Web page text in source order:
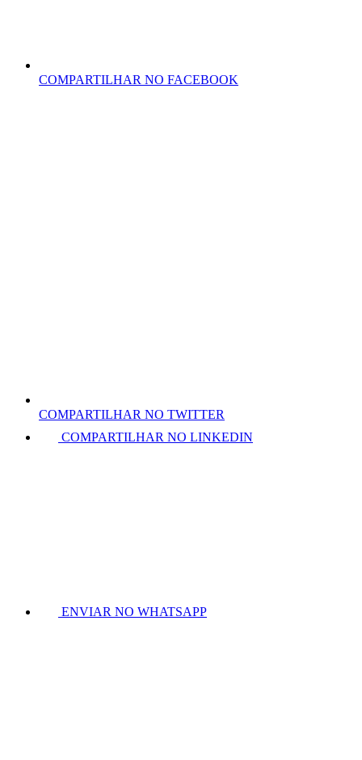
COMPARTILHAR NO FACEBOOK
COMPARTILHAR NO TWITTER
COMPARTILHAR NO LINKEDIN
ENVIAR NO WHATSAPP